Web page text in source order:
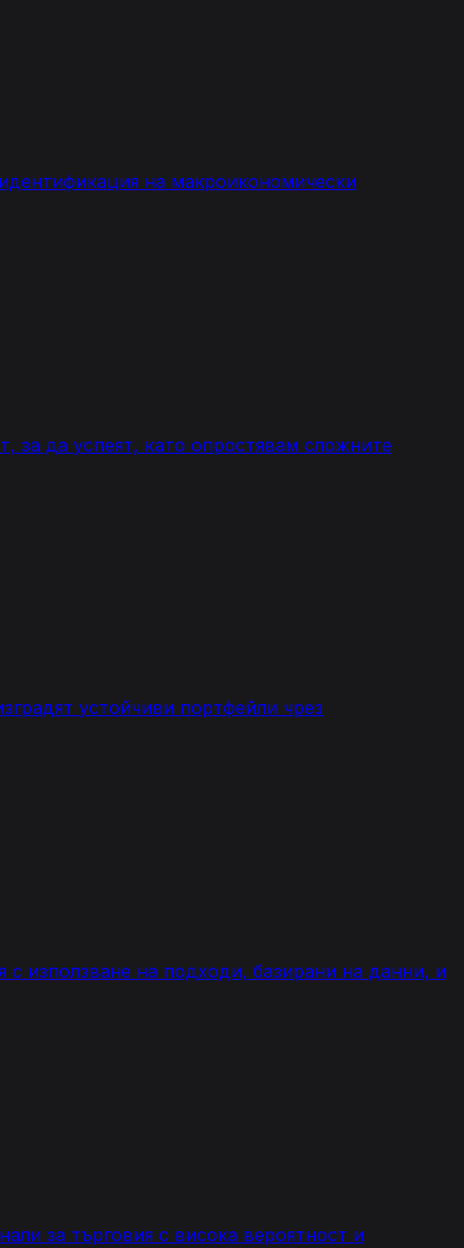
на макроикономически
за да успеят, като опростявам сложните
устойчиви портфейли чрез
с използване на подходи, базирани на данни, и
за търговия с висока вероятност и